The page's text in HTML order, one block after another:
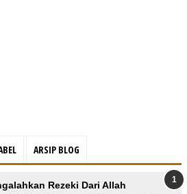
ARSIP BLOG
Rezeki Dari Allah